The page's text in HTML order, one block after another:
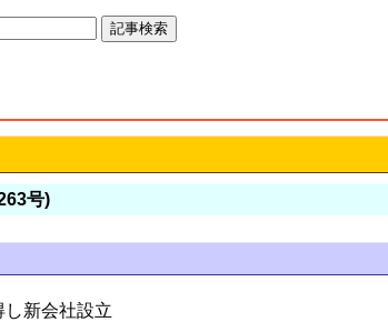
号)
し新会社設立